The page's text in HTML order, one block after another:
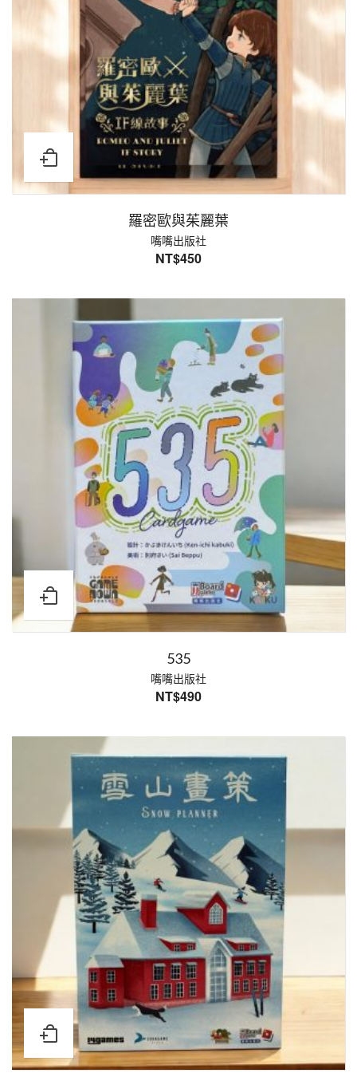
羅密歐與茱麗葉
嘴嘴出版社
NT$450
535
嘴嘴出版社
NT$490